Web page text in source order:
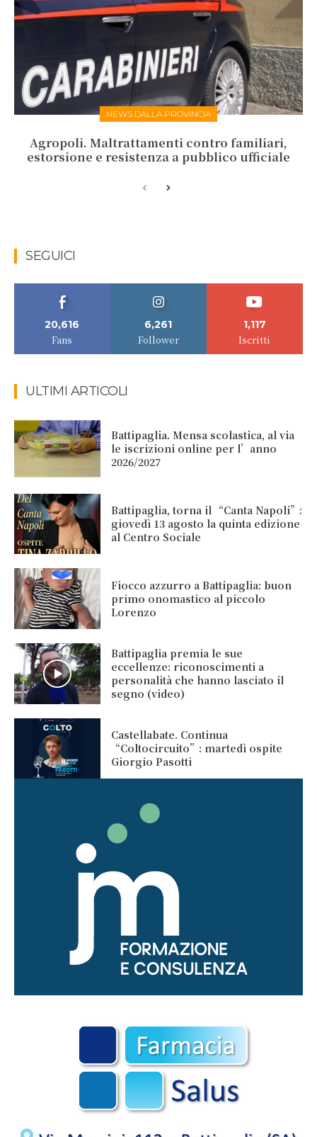
NEWS DALLA PROVINCIA
Agropoli. Maltrattamenti contro familiari,
estorsione e resistenza a pubblico ufficiale
SEGUICI
20,616
Fans
6,261
Follower
1,117
Iscritti
ULTIMI ARTICOLI
Battipaglia. Mensa scolastica, al via
le iscrizioni online per l’anno
2026/2027
Battipaglia, torna il “Canta Napoli”:
giovedì 13 agosto la quinta edizione
al Centro Sociale
Fiocco azzurro a Battipaglia: buon
primo onomastico al piccolo
Lorenzo
Battipaglia premia le sue
eccellenze: riconoscimenti a
personalità che hanno lasciato il
segno (video)
Castellabate. Continua
“Coltocircuito”: martedì ospite
Giorgio Pasotti